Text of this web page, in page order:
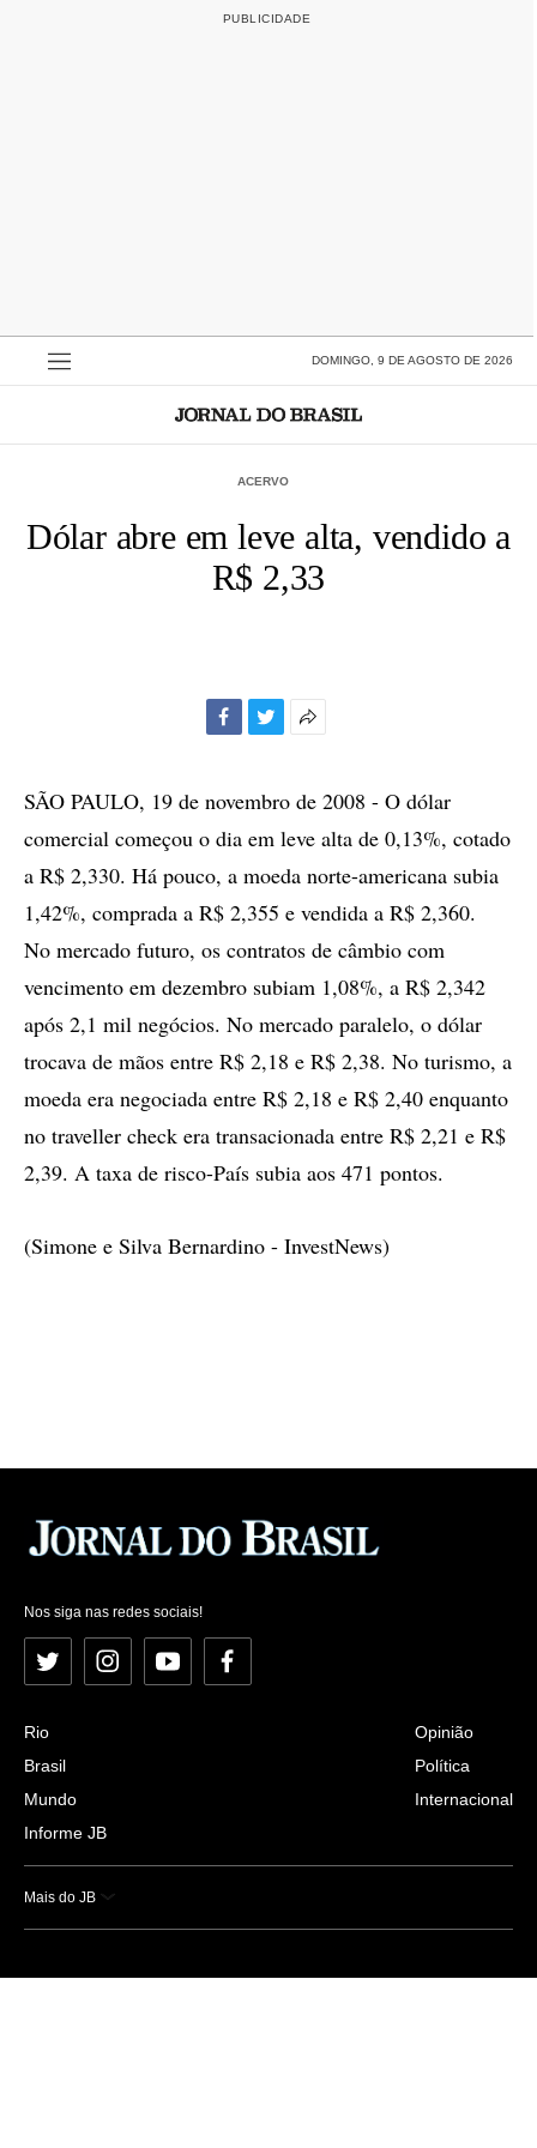
DOMINGO, 9 DE AGOSTO DE 2026
ACERVO
Dólar abre em leve alta, vendido a
R$ 2,33
compartilhamento
SÃO PAULO, 19 de novembro de 2008 - O dólar
comercial começou o dia em leve alta de 0,13%, cotado
a R$ 2,330. Há pouco, a moeda norte-americana subia
1,42%, comprada a R$ 2,355 e vendida a R$ 2,360.
No mercado futuro, os contratos de câmbio com
vencimento em dezembro subiam 1,08%, a R$ 2,342
após 2,1 mil negócios. No mercado paralelo, o dólar
trocava de mãos entre R$ 2,18 e R$ 2,38. No turismo, a
moeda era negociada entre R$ 2,18 e R$ 2,40 enquanto
no traveller check era transacionada entre R$ 2,21 e R$
2,39. A taxa de risco-País subia aos 471 pontos.
(Simone e Silva Bernardino - InvestNews)
Nos siga nas redes sociais!
Twitter InstagramYouTubeFacebook
Rio
Brasil
Mundo
Informe JB
Opinião
Política
Internacional
Mais do JB
Esportes